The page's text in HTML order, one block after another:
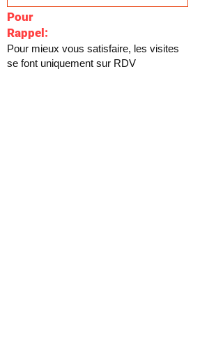
Pour
Rappel:
Pour mieux vous satisfaire, les visites
se font uniquement sur RDV